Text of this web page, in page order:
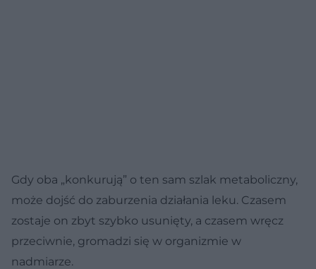
Gdy oba „konkurują” o ten sam szlak metaboliczny,
może dojść do zaburzenia działania leku. Czasem
zostaje on zbyt szybko usunięty, a czasem wręcz
przeciwnie, gromadzi się w organizmie w
nadmiarze.